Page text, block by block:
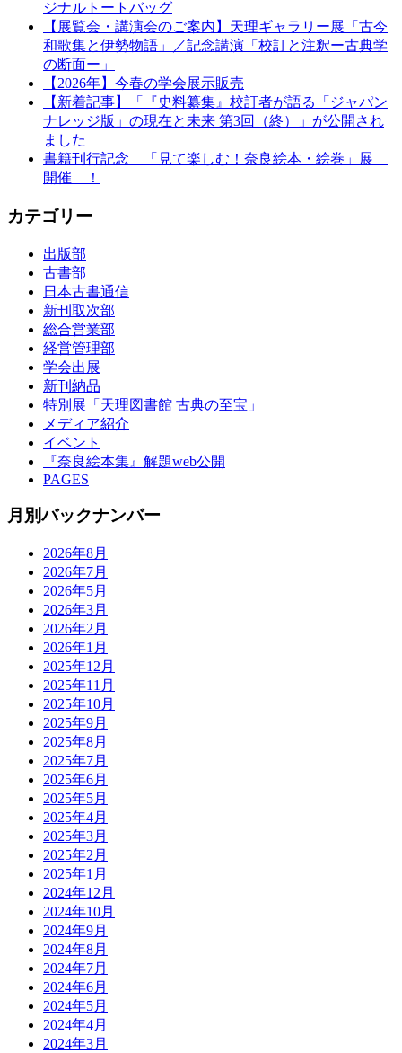
ジナルトートバッグ
【展覧会・講演会のご案内】天理ギャラリー展「古今
和歌集と伊勢物語」／記念講演「校訂と注釈ー古典学
の断面ー」
【2026年】今春の学会展示販売
【新着記事】「『史料纂集』校訂者が語る「ジャパン
ナレッジ版」の現在と未来 第3回（終）」が公開され
ました
書籍刊行記念 「見て楽しむ！奈良絵本・絵巻」展
開催 ！
カテゴリー
出版部
古書部
日本古書通信
新刊取次部
総合営業部
経営管理部
学会出展
新刊納品
特別展「天理図書館 古典の至宝」
メディア紹介
イベント
『奈良絵本集』解題web公開
PAGES
月別バックナンバー
2026年8月
2026年7月
2026年5月
2026年3月
2026年2月
2026年1月
2025年12月
2025年11月
2025年10月
2025年9月
2025年8月
2025年7月
2025年6月
2025年5月
2025年4月
2025年3月
2025年2月
2025年1月
2024年12月
2024年10月
2024年9月
2024年8月
2024年7月
2024年6月
2024年5月
2024年4月
2024年3月